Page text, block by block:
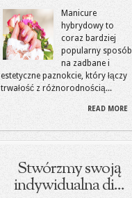
Manicure
hybrydowy to
coraz bardziej
popularny sposób
na zadbane i
estetyczne paznokcie, który łączy
trwałość z różnorodnością...
READ MORE
Stwórzmy swoją
indywidualna di...